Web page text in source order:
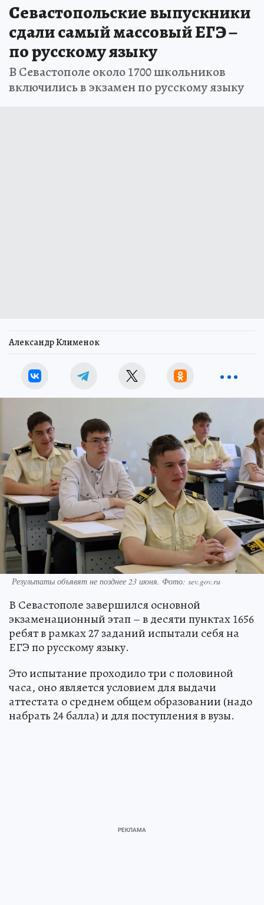
Севастопольские выпускники
сдали самый массовый ЕГЭ –
по русскому языку
В Севастополе около 1700 школьников
включились в экзамен по русскому языку
Александр Клименок
Результаты объявят не позднее 23 июня. Фото: sev.gov.ru
В Севастополе завершился основной
экзаменационный этап – в десяти пунктах 1656
ребят в рамках 27 заданий испытали себя на
ЕГЭ по русскому языку.
Это испытание проходило три с половиной
часа, оно является условием для выдачи
аттестата о среднем общем образовании (надо
набрать 24 балла) и для поступления в вузы.